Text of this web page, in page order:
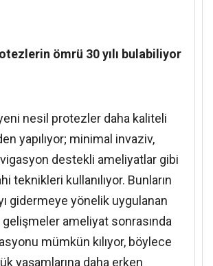
ömrü 30 yılı bulabiliyor
nesil protezler daha kaliteli
yapılıyor; minimal invaziv,
destekli ameliyatlar gibi
teknikleri kullanılıyor. Bunların
gidermeye yönelik uygulanan
ameliyat sonrasında
mümkün kılıyor, böylece
yaşamlarına daha erken